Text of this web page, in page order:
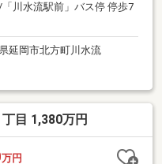
川水流駅前」バス停 停歩7
延岡市北方町川水流
目 1,380万円
万円